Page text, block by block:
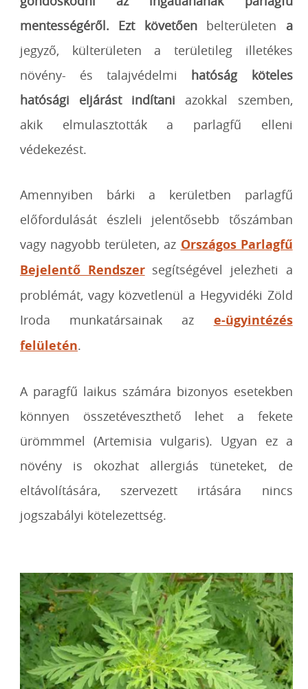
mentességéről. Ezt követőenbelterületen a
jegyző, külterületen a területileg illetékes
növény- és talajvédelmi hatóság köteles
hatósági eljárást indítani azokkal szemben,
akik elmulasztották a parlagfű elleni
védekezést.
Amennyiben bárki a kerületben parlagfű
előfordulását észleli jelentősebb tőszámban
vagy nagyobb területen, az Országos Parlagfű
Bejelentő Rendszersegítségével jelezheti a
problémát, vagy közvetlenül a Hegyvidéki Zöld
Iroda munkatársainak az e-ügyintézés
felületén.
A paragfű laikus számára bizonyos esetekben
könnyen összetéveszthető lehet a fekete
ürömmmel (Artemisia vulgaris). Ugyan ez a
növény is okozhat allergiás tüneteket, de
eltávolítására, szervezett irtására nincs
jogszabályi kötelezettség.